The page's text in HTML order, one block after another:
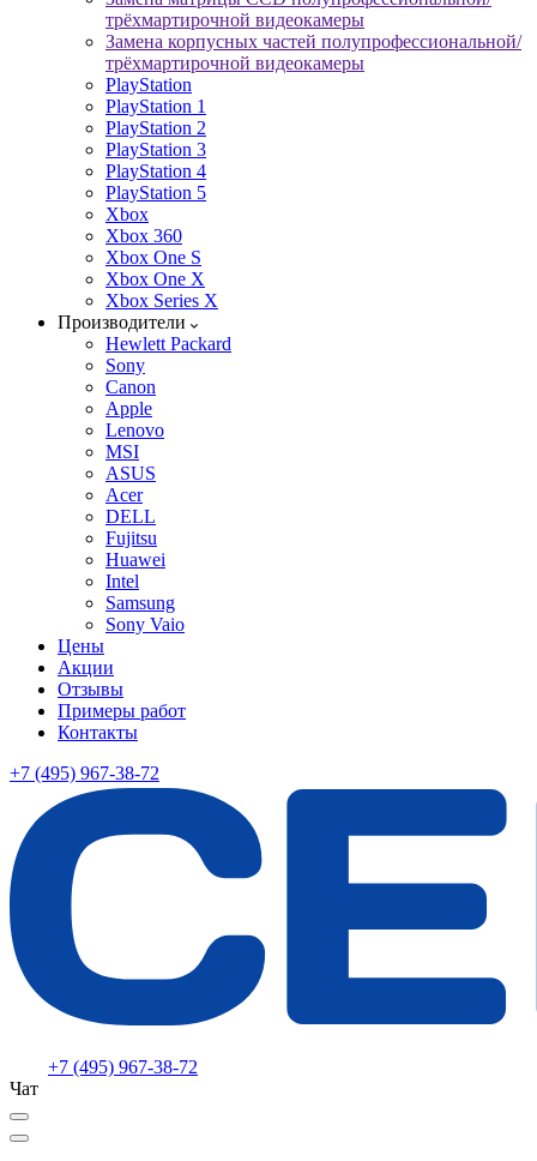
трёхмартирочной видеокамеры
Замена корпусных частей полупрофессиональной/
трёхмартирочной видеокамеры
PlayStation
PlayStation 1
PlayStation 2
PlayStation 3
PlayStation 4
PlayStation 5
Xbox
Xbox 360
Xbox One S
Xbox One X
Xbox Series X
Производители
Hewlett Packard
Sony
Canon
Apple
Lenovo
MSI
ASUS
Acer
DELL
Fujitsu
Huawei
Intel
Samsung
Sony Vaio
Цены
Акции
Отзывы
Примеры работ
Контакты
+7 (495) 967-38-72
+7 (495) 967-38-72
Чат